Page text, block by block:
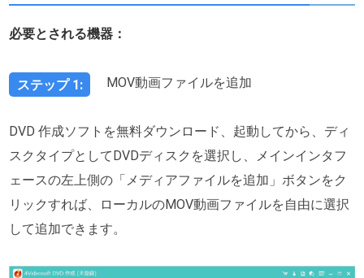
必要とされる機器：
ステップ 1: MOV動画ファイルを追加
DVD 作成ソフトを無料ダウンロード、起動してから、ディ
スクタイプとしてDVDディスクを選択し、メインインタフ
ェースの左上側の「メディアファイルを追加」ボタンをク
リックすれば、ローカルのMOV動画ファイルを自由に選択
して追加できます。